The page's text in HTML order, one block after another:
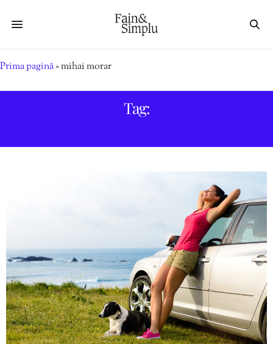
Prima pagină»mihai morar
Tag: